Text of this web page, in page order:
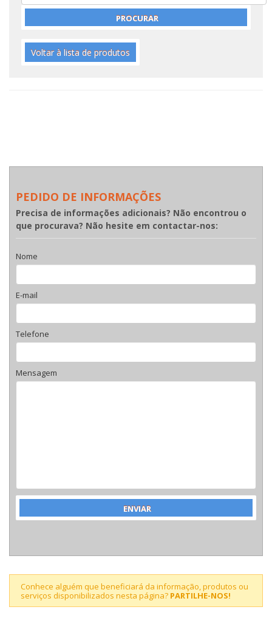
Voltar à lista de produtos
PEDIDO DE INFORMAÇÕES
Precisa de informações adicionais? Não encontrou o
que procurava? Não hesite em contactar-nos:
Nome
E-mail
Telefone
Mensagem
Conhece alguém que beneficiará da informação, produtos ou
serviços disponibilizados nesta página? PARTILHE-NOS!